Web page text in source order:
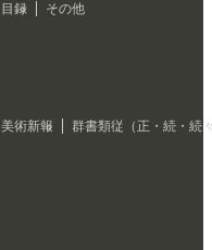
目録
その他
美術新報
群書類従（正・続・続